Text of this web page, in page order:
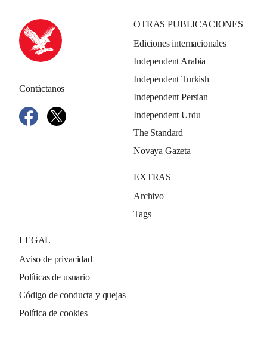
Contáctanos
OTRAS PUBLICACIONES
Ediciones internacionales
Independent Arabia
Independent Turkish
Independent Persian
Independent Urdu
The Standard
Novaya Gazeta
EXTRAS
Archivo
Tags
LEGAL
Aviso de privacidad
Políticas de usuario
Código de conducta y quejas
Política de cookies